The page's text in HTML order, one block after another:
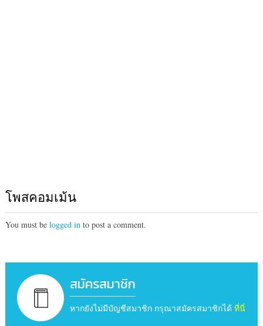
โพสคอมเม้น
You must be logged into post a comment.
สมัครสมาชิก
หากยังไม่มีบัญชีสมาชิก กรุณาสมัครสมาชิกได้ ที่นี่